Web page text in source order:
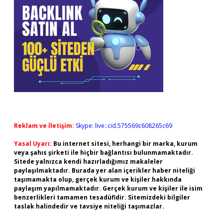
Reklam ve İletişim: Skype: live:.cid.575569c608265c69
Yasal Uyarı: Bu internet sitesi, herhangi bir marka, kurum
veya şahıs şirketi ile hiçbir bağlantısı bulunmamaktadır.
Sitede yalnızca kendi hazırladığımız makaleler
paylaşılmaktadır. Burada yer alan içerikler haber niteliği
taşımamakta olup, gerçek kurum ve kişiler hakkında
paylaşım yapılmamaktadır. Gerçek kurum ve kişiler ile isim
benzerlikleri tamamen tesadüfidir. Sitemizdeki bilgiler
taslak halindedir ve tavsiye niteliği taşımazlar.